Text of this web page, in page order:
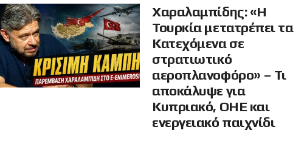
Χαραλαμπίδης: «Η
Τουρκία μετατρέπει τα
Κατεχόμενα σε
στρατιωτικό
αεροπλανοφόρο» – Τι
αποκάλυψε για
Κυπριακό, ΟΗΕ και
ενεργειακό παιχνίδι